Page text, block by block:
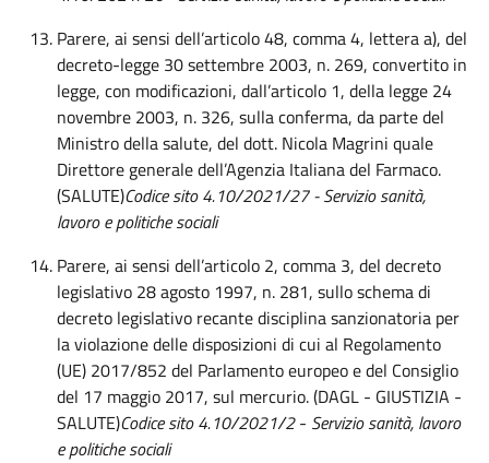
Parere, ai sensi dell’articolo 48, comma 4, lettera a), del
decreto-legge 30 settembre 2003, n. 269, convertito in
legge, con modificazioni, dall’articolo 1, della legge 24
novembre 2003, n. 326, sulla conferma, da parte del
Ministro della salute, del dott. Nicola Magrini quale
Direttore generale dell’Agenzia Italiana del Farmaco.
(SALUTE)Codice sito 4.10/2021/27- Servizio sanità,
lavoro e politiche sociali
Parere, ai sensi dell’articolo 2, comma 3, del decreto
legislativo 28 agosto 1997, n. 281, sullo schema di
decreto legislativo recante disciplina sanzionatoria per
la violazione delle disposizioni di cui al Regolamento
(UE) 2017/852 del Parlamento europeo e del Consiglio
del 17 maggio 2017, sul mercurio. (DAGL - GIUSTIZIA -
SALUTE)Codice sito4.10/2021/2- Servizio sanità, lavoro
e politiche sociali